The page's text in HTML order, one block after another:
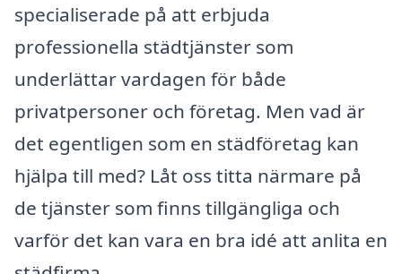
specialiserade på att erbjuda
professionella städtjänster som
underlättar vardagen för både
privatpersoner och företag. Men vad är
det egentligen som en städföretag kan
hjälpa till med? Låt oss titta närmare på
de tjänster som finns tillgängliga och
varför det kan vara en bra idé att anlita en